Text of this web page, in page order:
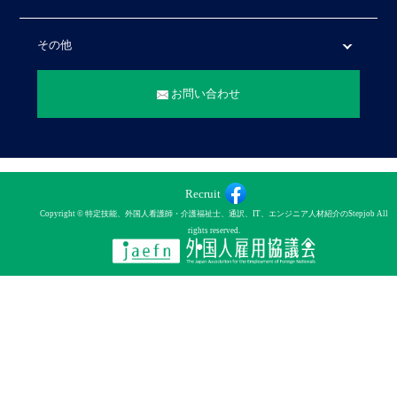
その他
お問い合わせ
Recruit
Copyright © 特定技能、外国人看護師・介護福祉士、通訳、IT、エンジニア人材紹介のStepjob All
rights reserved.